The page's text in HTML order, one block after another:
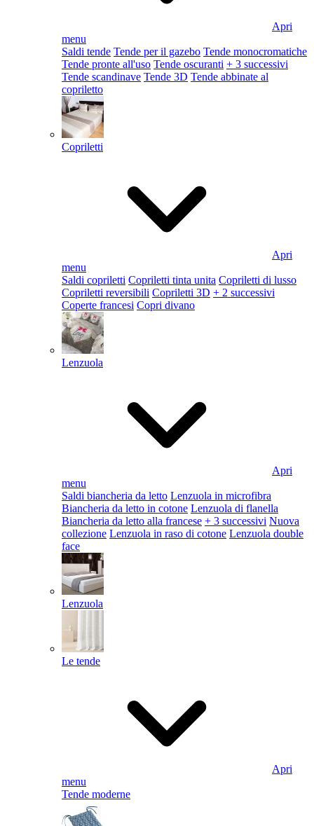
Apri
menu
Saldi tende Tende per il gazebo Tende monocromatiche
Tende pronte all'uso Tende oscuranti + 3 successivi
Tende scandinave Tende 3D Tende abbinate al
copriletto
Copriletti
Apri
menu
Saldi copriletti Copriletti tinta unita Copriletti di lusso
Copriletti reversibili Copriletti 3D + 2 successivi
Coperte francesi Copri divano
Lenzuola
Apri
menu
Saldi biancheria da letto Lenzuola in microfibra
Biancheria da letto in cotone Lenzuola di flanella
Biancheria da letto alla francese + 3 successivi Nuova
collezione Lenzuola in raso di cotone Lenzuola double
face
Lenzuola
Le tende
Apri
menu
Tende moderne